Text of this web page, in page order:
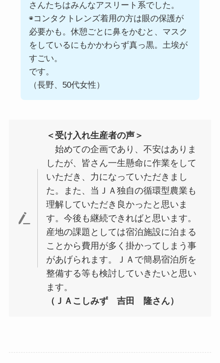
さんたちはみんなアスリート系でした。
◉コンタクトレンズ着用の方は眼の保護が
必要かも。休憩ごとに鼻をかむと、マスク
をしているにもかかわらず真っ黒。土埃が
すごい。
です。
（長野、50代女性）
＜受け入れ生産者の声＞
始めての企画であり、不安はありま
したが、皆さん一生懸命に作業をして
いただき、力になっていただきまし
た。また、当ＪＡ独自の循環型農業も
理解していただき良かったと思いま
す。今後も継続できればと思います。
産地の課題としては宿泊施設に泊まる
ことから費用が多く掛かってしまう事
があげられます。ＪＡで簡易宿泊所を
整備する等も検討していきたいと思い
ます。
（ＪＡこしみず 吉田 隆さん）